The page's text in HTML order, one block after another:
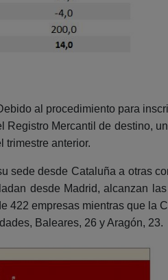
al procedimiento para
Mercantil de destino,
trimestre anterior.
sede desde Cataluña a otras
desde Madrid, alcanzan
422 empresas mientras que la
Baleares, 26 y Aragón, 23.